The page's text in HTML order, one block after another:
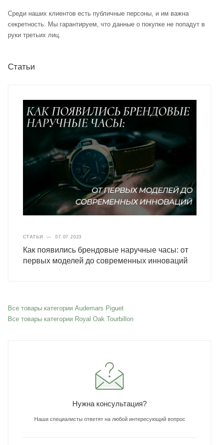
Среди наших клиентов есть публичные персоны, и им важна
секретность. Мы гарантируем, что данные о покупке не попадут в
руки третьих лиц.
Статьи
СТАТЬИ — 07.07.2023
Как появились брендовые наручные часы: от
первых моделей до современных инноваций
Все товары категории Audemars Piguet
Все товары категории Royal Oak Tourbillon
Нужна консультация?
Наши специалисты ответят на любой интересующий вопрос